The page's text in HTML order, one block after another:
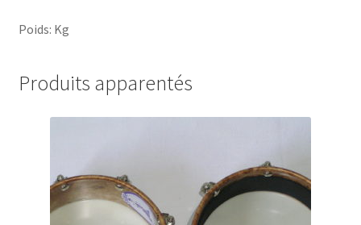
Poids: Kg
Produits apparentés